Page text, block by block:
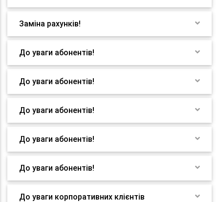
Заміна рахунків!
До уваги абонентів!
До уваги абонентів!
До уваги абонентів!
До уваги абонентів!
До уваги абонентів!
До уваги корпоративних клієнтів